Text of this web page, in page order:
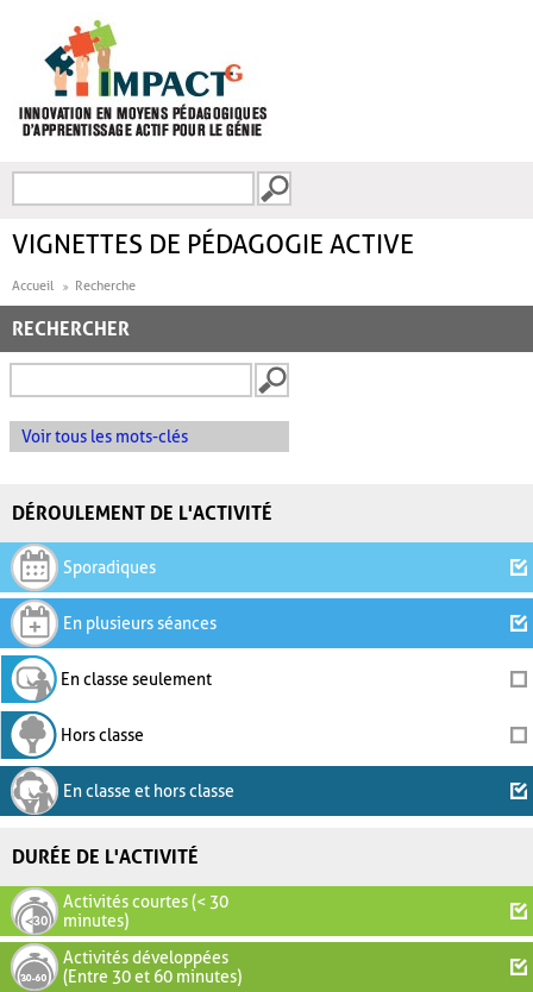
FORMULAIRE DE
VIGNETTES DE PÉDAGOGIE ACTIVE
Accueil Recherche
RECHERCHER
Voir tous les mots-clés
DÉROULEMENT DE L'ACTIVITÉ
Sporadiques
En plusieurs séances
En classe seulement
Hors classe
En classe et hors classe
DURÉE DE L'ACTIVITÉ
Activités courtes (< 30
minutes)
Activités développées
(Entre 30 et 60 minutes)